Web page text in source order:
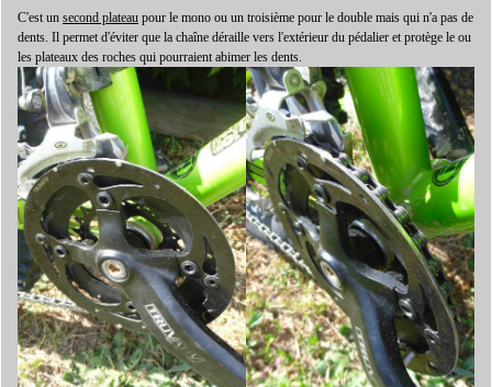
C'est un second plateau pour le mono ou un troisième pour le double mais qui n'a pas de
dents. Il permet d'éviter que la chaîne déraille vers l'extérieur du pédalier et protège le ou
les plateaux des roches qui pourraient abimer les dents.